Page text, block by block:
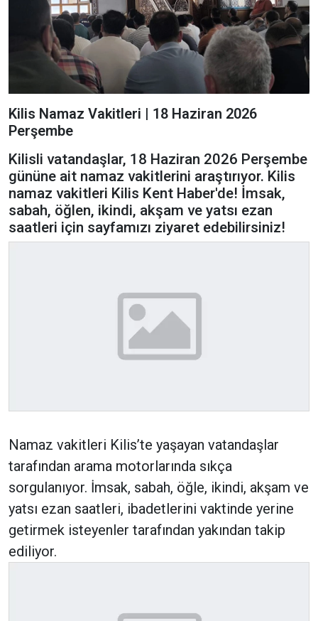
Kilis Namaz Vakitleri | 18 Haziran 2026
Perşembe
Kilisli vatandaşlar, 18 Haziran 2026 Perşembe
gününe ait namaz vakitlerini araştırıyor. Kilis
namaz vakitleri Kilis Kent Haber'de! İmsak,
sabah, öğlen, ikindi, akşam ve yatsı ezan
saatleri için sayfamızı ziyaret edebilirsiniz!
Namaz vakitleri Kilis’te yaşayan vatandaşlar
tarafından arama motorlarında sıkça
sorgulanıyor. İmsak, sabah, öğle, ikindi, akşam ve
yatsı ezan saatleri, ibadetlerini vaktinde yerine
getirmek isteyenler tarafından yakından takip
ediliyor.